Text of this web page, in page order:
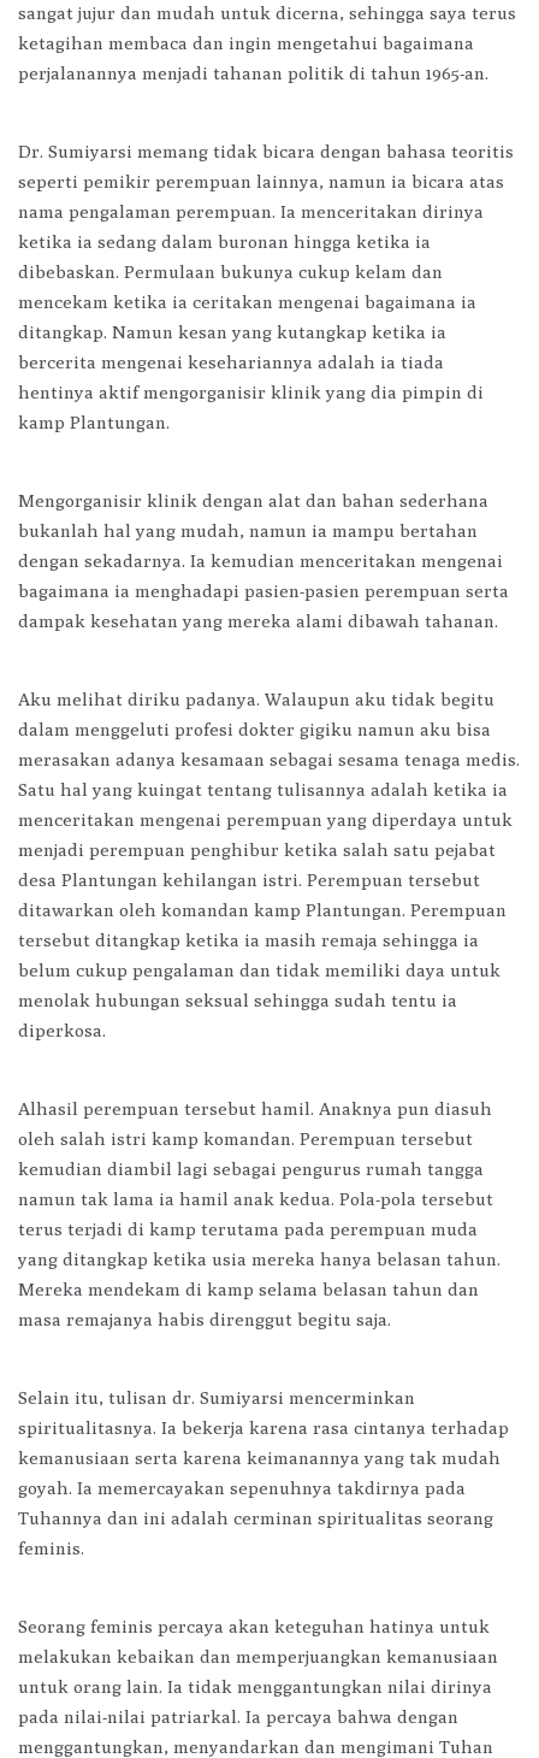
sangat jujur dan mudah untuk dicerna, sehingga saya terus
ketagihan membaca dan ingin mengetahui bagaimana
perjalanannya menjadi tahanan politik di tahun 1965-an.
Dr. Sumiyarsi memang tidak bicara dengan bahasa teoritis
seperti pemikir perempuan lainnya, namun ia bicara atas
nama pengalaman perempuan. Ia menceritakan dirinya
ketika ia sedang dalam buronan hingga ketika ia
dibebaskan. Permulaan bukunya cukup kelam dan
mencekam ketika ia ceritakan mengenai bagaimana ia
ditangkap. Namun kesan yang kutangkap ketika ia
bercerita mengenai kesehariannya adalah ia tiada
hentinya aktif mengorganisir klinik yang dia pimpin di
kamp Plantungan.
Mengorganisir klinik dengan alat dan bahan sederhana
bukanlah hal yang mudah, namun ia mampu bertahan
dengan sekadarnya. Ia kemudian menceritakan mengenai
bagaimana ia menghadapi pasien-pasien perempuan serta
dampak kesehatan yang mereka alami dibawah tahanan.
Aku melihat diriku padanya. Walaupun aku tidak begitu
dalam menggeluti profesi dokter gigiku namun aku bisa
merasakan adanya kesamaan sebagai sesama tenaga medis.
Satu hal yang kuingat tentang tulisannya adalah ketika ia
menceritakan mengenai perempuan yang diperdaya untuk
menjadi perempuan penghibur ketika salah satu pejabat
desa Plantungan kehilangan istri. Perempuan tersebut
ditawarkan oleh komandan kamp Plantungan. Perempuan
tersebut ditangkap ketika ia masih remaja sehingga ia
belum cukup pengalaman dan tidak memiliki daya untuk
menolak hubungan seksual sehingga sudah tentu ia
diperkosa.
Alhasil perempuan tersebut hamil. Anaknya pun diasuh
oleh salah istri kamp komandan. Perempuan tersebut
kemudian diambil lagi sebagai pengurus rumah tangga
namun tak lama ia hamil anak kedua. Pola-pola tersebut
terus terjadi di kamp terutama pada perempuan muda
yang ditangkap ketika usia mereka hanya belasan tahun.
Mereka mendekam di kamp selama belasan tahun dan
masa remajanya habis direnggut begitu saja.
Selain itu, tulisan dr. Sumiyarsi mencerminkan
spiritualitasnya. Ia bekerja karena rasa cintanya terhadap
kemanusiaan serta karena keimanannya yang tak mudah
goyah. Ia memercayakan sepenuhnya takdirnya pada
Tuhannya dan ini adalah cerminan spiritualitas seorang
feminis.
Seorang feminis percaya akan keteguhan hatinya untuk
melakukan kebaikan dan memperjuangkan kemanusiaan
untuk orang lain. Ia tidak menggantungkan nilai dirinya
pada nilai-nilai patriarkal. Ia percaya bahwa dengan
menggantungkan, menyandarkan dan mengimani Tuhan